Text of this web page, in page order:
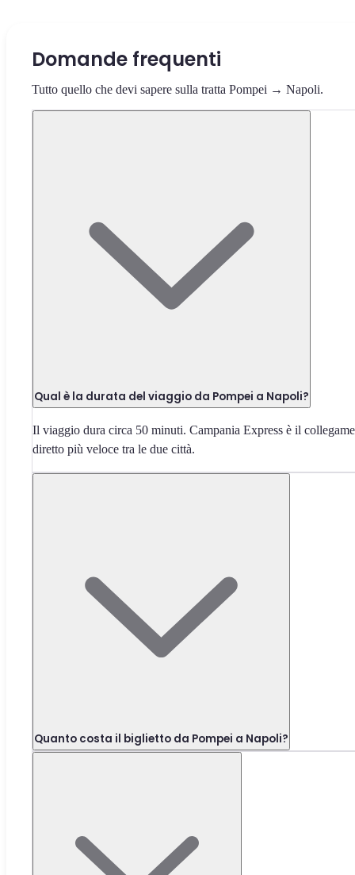
Domande frequenti
Tutto quello che devi sapere sulla tratta Pompei → Napoli.
Qual è la durata del viaggio da Pompei a Napoli?
Il viaggio dura circa 50 minuti. Campania Express è il
diretto più veloce tra le due città.
Quanto costa il biglietto da Pompei a Napoli?